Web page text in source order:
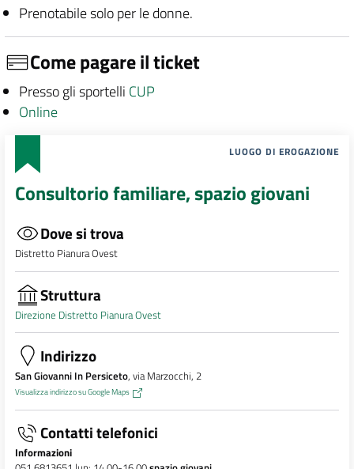
Prenotabile solo per le donne.
Come pagare il ticket
Presso gli sportelli CUP
Online
LUOGO DI EROGAZIONE
Consultorio familiare, spazio giovani
Dove si trova
Distretto Pianura Ovest
Struttura
Direzione Distretto Pianura Ovest
Indirizzo
San Giovanni In Persiceto, via Marzocchi, 2
Visualizza indirizzo su Google Maps
Contatti telefonici
Informazioni